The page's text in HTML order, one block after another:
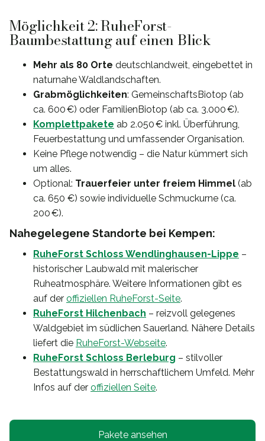
Möglichkeit 2: RuheForst-
Baumbestattung auf einen Blick
Mehr als 80 Orte deutschlandweit, eingebettet in
naturnahe Waldlandschaften.
Grabmöglichkeiten: GemeinschaftsBiotop (ab
ca. 600 €) oder FamilienBiotop (ab ca. 3.000 €).
Komplettpakete ab 2.050 € inkl. Überführung,
Feuerbestattung und umfassender Organisation.
Keine Pflege notwendig – die Natur kümmert sich
um alles.
Optional: Trauerfeier unter freiem Himmel (ab
ca. 650 €) sowie individuelle Schmuckurne (ca.
200 €).
Nahegelegene Standorte bei Kempen:
RuheForst Schloss Wendlinghausen-Lippe –
historischer Laubwald mit malerischer
Ruheatmosphäre. Weitere Informationen gibt es
auf der offiziellen RuheForst-Seite.
RuheForst Hilchenbach – reizvoll gelegenes
Waldgebiet im südlichen Sauerland. Nähere Details
liefert die RuheForst-Webseite.
RuheForst Schloss Berleburg – stilvoller
Bestattungswald in herrschaftlichem Umfeld. Mehr
Infos auf der offiziellen Seite.
Pakete ansehen